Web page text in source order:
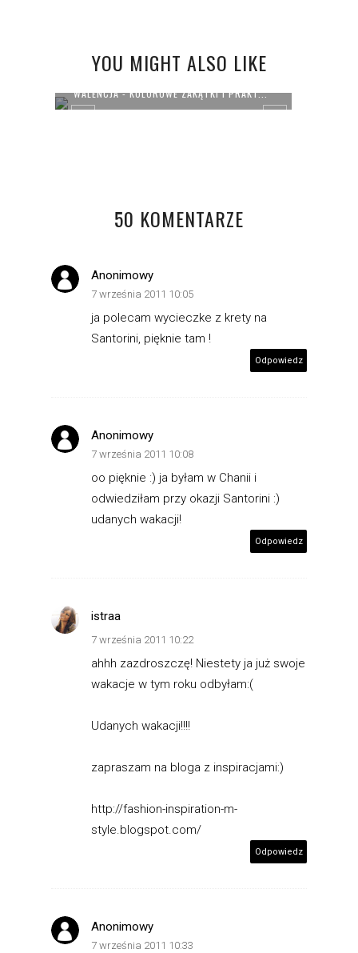
YOU MIGHT ALSO LIKE
WALENCJA - KOLOROWE ZAKĄTKI I PRAKT...
50 KOMENTARZE
Anonimowy
7 września 2011 10:05
ja polecam wycieczke z krety na
Santorini, pięknie tam !
Odpowiedz
Anonimowy
7 września 2011 10:08
oo pięknie :) ja byłam w Chanii i
odwiedziłam przy okazji Santorini :)
udanych wakacji!
Odpowiedz
istraa
7 września 2011 10:22
ahhh zazdroszczę! Niestety ja już swoje
wakacje w tym roku odbyłam:(
Udanych wakacji!!!!
zapraszam na bloga z inspiracjami:)
http://fashion-inspiration-m-
style.blogspot.com/
Odpowiedz
Anonimowy
7 września 2011 10:33